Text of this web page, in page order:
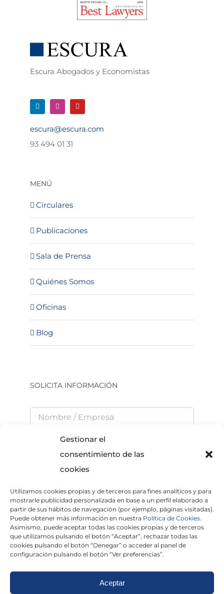
Gestionar el
consentimiento de las
cookies
Utilizamos cookies propias y de terceros para fines analíticos y para
mostrarle publicidad personalizada en base a un perfil elaborado a
partir de sus hábitos de navegación (por ejemplo, páginas visitadas).
Puede obtener más información en nuestra Política de Cookies.
Asimismo, puede aceptar todas las cookies propias y de terceros
que utilizamos pulsando el botón “Aceptar”, rechazar todas las
cookies pulsando el botón “Denegar” o acceder al panel de
configuración pulsando el botón “Ver preferencias”.
Aceptar
Escura Abogados y Economistas
escura@escura.com
93 494 01 31
MENÚ
Circulares
Publicaciones
Sala de Prensa
Quiénes Somos
Oficinas
Blog
SOLICITA INFORMACIÓN
He leído y acepto laPolítica de Privacidad
×